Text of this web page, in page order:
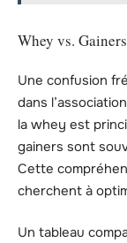
Whey vs.
Une confusion
dans
la whey est
gainers sont
Cette
cherchent à
Un tableau